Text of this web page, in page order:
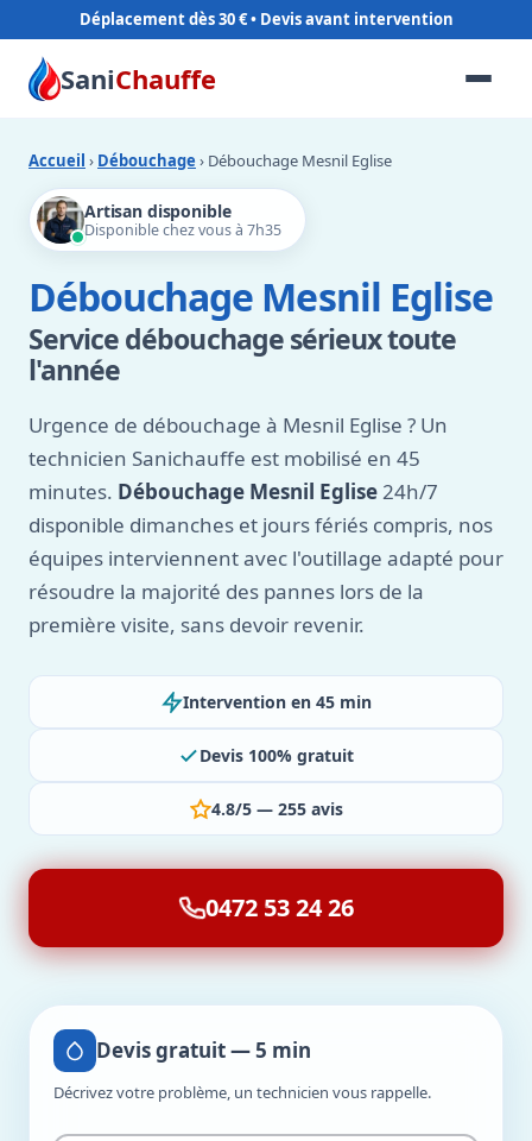
Déplacement dès 30 €
SaniChauffe
Accueil › Débouchage › Débouchage Mesnil Eglise
Artisan disponible
Disponible chez vous à 7h35
Débouchage Mesnil Eglise
Service débouchage sérieux toute
l'année
Urgence de débouchage à Mesnil Eglise ? Un
technicien Sanichauffe est mobilisé en 45
minutes. Débouchage Mesnil Eglise24h/7
disponible dimanches et jours fériés compris, nos
équipes interviennent avec l'outillage adapté pour
résoudre la majorité des pannes lors de la
première visite, sans devoir revenir.
Intervention en 45 min
Devis 100% gratuit
4.8/5 — 255 avis
0472 53 24 26
Devis gratuit — 5 min
Décrivez votre problème, un technicien vous rappelle.